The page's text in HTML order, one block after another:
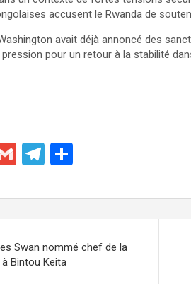
accusent le Rwanda de
avait déjà annoncé des
pour un retour à la stabilité
G
ail
T
e
a
m
ta
er
Swan nommé chef de la
Bintou Keita